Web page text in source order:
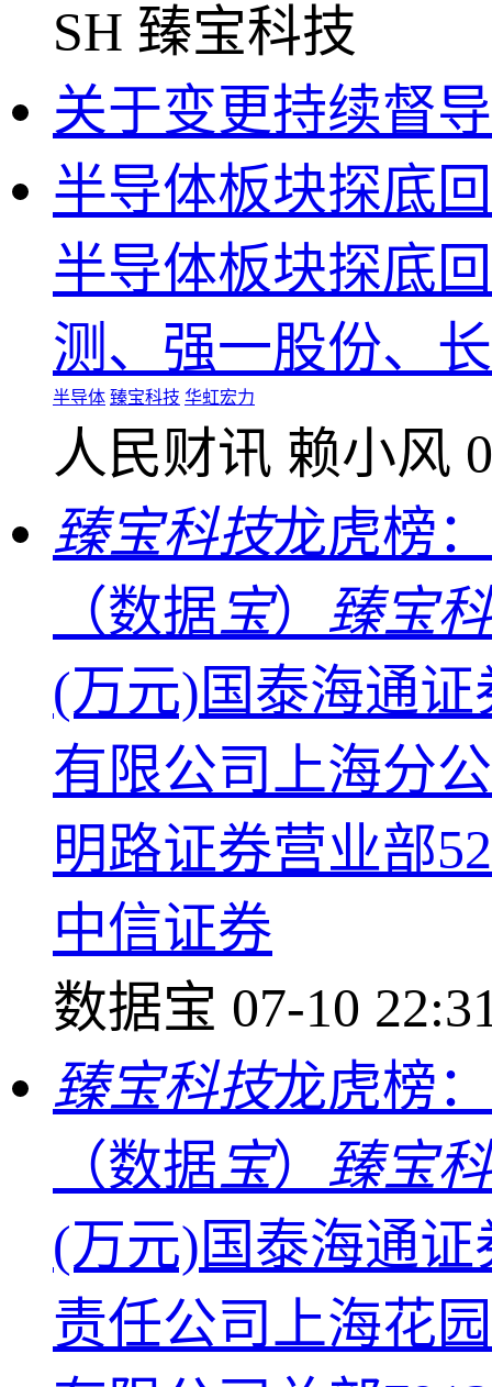
SH 臻宝科技
关于变更持续督
半导体板块探底
半导体板块探底
测、强一股份、
半导体 臻宝科技 华虹宏力
人民财讯 赖小风
臻宝科技龙虎榜
（数据 宝） 臻宝
(万元)国泰海通证
有限公司上海分
明路证券营业部
中信证券
数据宝 07-10
臻宝科技龙虎榜
（数据 宝） 臻宝
(万元)国泰海通证
责任公司上海花